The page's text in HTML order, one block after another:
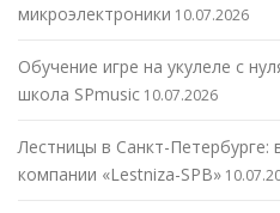
микроэлектроники 10.07.2026
Обучение игре на укулеле с
школа SPmusic 10.07.2026
Лестницы в Санкт-Петербурге:
компании «Lestniza-SPB»